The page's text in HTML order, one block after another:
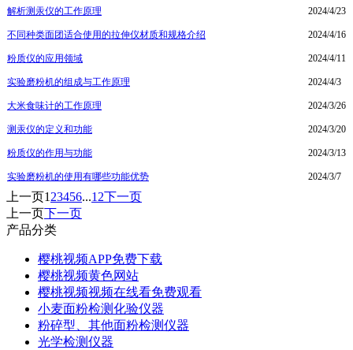
解析测汞仪的工作原理 2024/4/23
不同种类面团适合使用的拉伸仪材质和规格介绍 2024/4/16
粉质仪的应用领域 2024/4/11
实验磨粉机的组成与工作原理 2024/4/3
大米食味计的工作原理 2024/3/26
测汞仪的定义和功能 2024/3/20
粉质仪的作用与功能 2024/3/13
实验磨粉机的使用有哪些功能优势 2024/3/7
上一页1 23456...12下一页
上一页下一页
产品分类
樱桃视频APP免费下载
樱桃视频黄色网站
樱桃视频视频在线看免费观看
小麦面粉检测化验仪器
粉碎型、其他面粉检测仪器
光学检测仪器